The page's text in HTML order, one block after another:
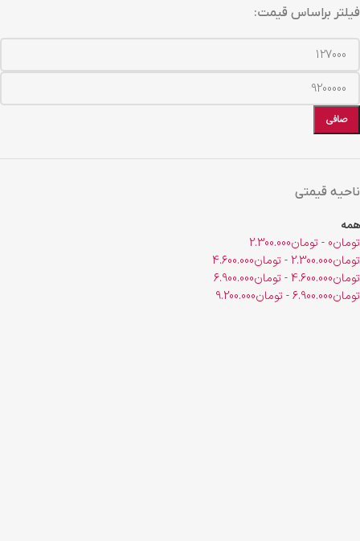
فیلتر براساس قیمت:
صافی
ناحیه قیمتی
همه
تومان0
- تومان2.300.000
تومان2.300.000
- تومان4.600.000
تومان4.600.000
- تومان6.900.000
تومان6.900.000
- تومان9.200.000